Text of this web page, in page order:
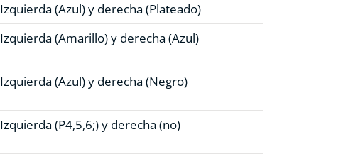
Izquierda (Azul)y derecha (Plateado)
Izquierda (Amarillo)y derecha (Azul)
Izquierda (Azul)y derecha (Negro)
Izquierda (P4,5,6;)y derecha (no)